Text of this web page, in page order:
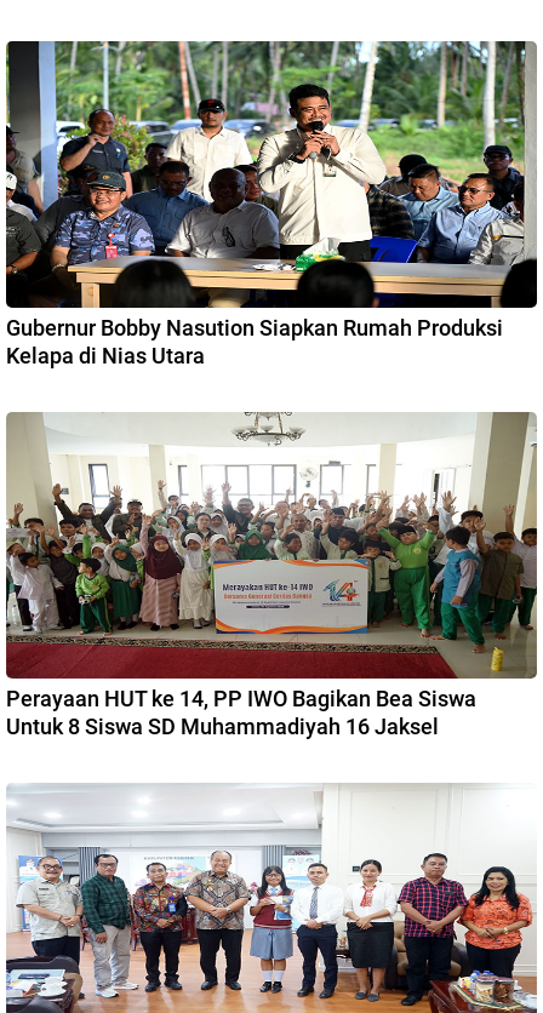
Gubernur Bobby Nasution Siapkan Rumah Produksi
Kelapa di Nias Utara
Perayaan HUT ke 14, PP IWO Bagikan Bea Siswa
Untuk 8 Siswa SD Muhammadiyah 16 Jaksel